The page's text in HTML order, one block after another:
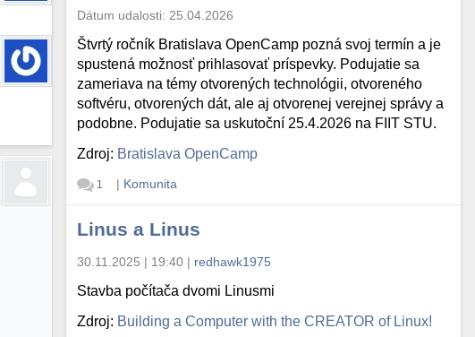
Dátum udalosti: 25.04.2026
Štvrtý ročník Bratislava OpenCamp pozná svoj termín a je
spustená možnosť prihlasovať príspevky. Podujatie sa
zameriava na témy otvorených technológii, otvoreného
softvéru, otvorených dát, ale aj otvorenej verejnej správy a
podobne. Podujatie sa uskutoční 25.4.2026 na FIIT STU.
Zdroj: Bratislava OpenCamp
1 | Komunita
Linus a Linus
30.11.2025 | 19:40 | redhawk1975
Stavba počítača dvomi Linusmi
Zdroj: Building a Computer with the CREATOR of Linux!